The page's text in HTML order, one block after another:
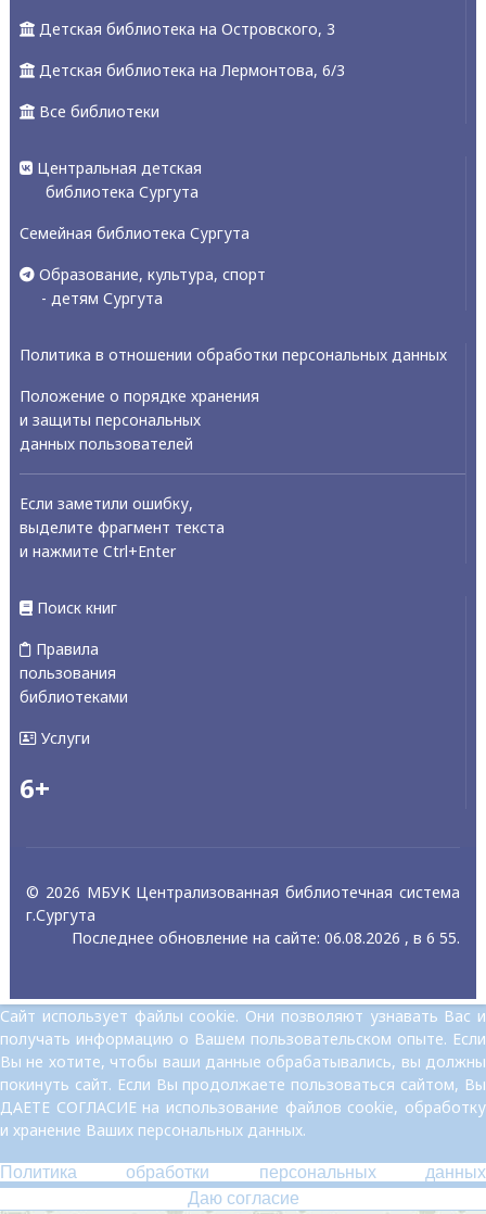
Детская библиотека на Островского, 3
Детская библиотека на Лермонтова, 6/3
Все библиотеки
Центральная детская
библиотека Сургута
Семейная библиотека Сургута
Образование, культура, спорт
- детям Сургута
Политика в отношении обработки персональных данных
Положение о порядке хранения
и защиты персональных
данных пользователей
Если заметили ошибку,
выделите фрагмент текста
и нажмите Ctrl+Enter
Поиск книг
Правила
пользования
библиотеками
Услуги
6+
© 2026 МБУК Централизованная библиотечная система
г.Сургута
Последнее обновление на сайте: 06.08.2026 , в 6 55.
Сайт использует файлы cookie. Они позволяют узнавать Вас и
получать информацию о Вашем пользовательском опыте. Если
Вы не хотите, чтобы ваши данные обрабатывались, вы должны
покинуть сайт. Если Вы продолжаете пользоваться сайтом, Вы
ДАЕТЕ СОГЛАСИЕ на использование файлов cookie, обработку
и хранение Ваших персональных данных.
Политика обработки персональных данных
Даю согласие